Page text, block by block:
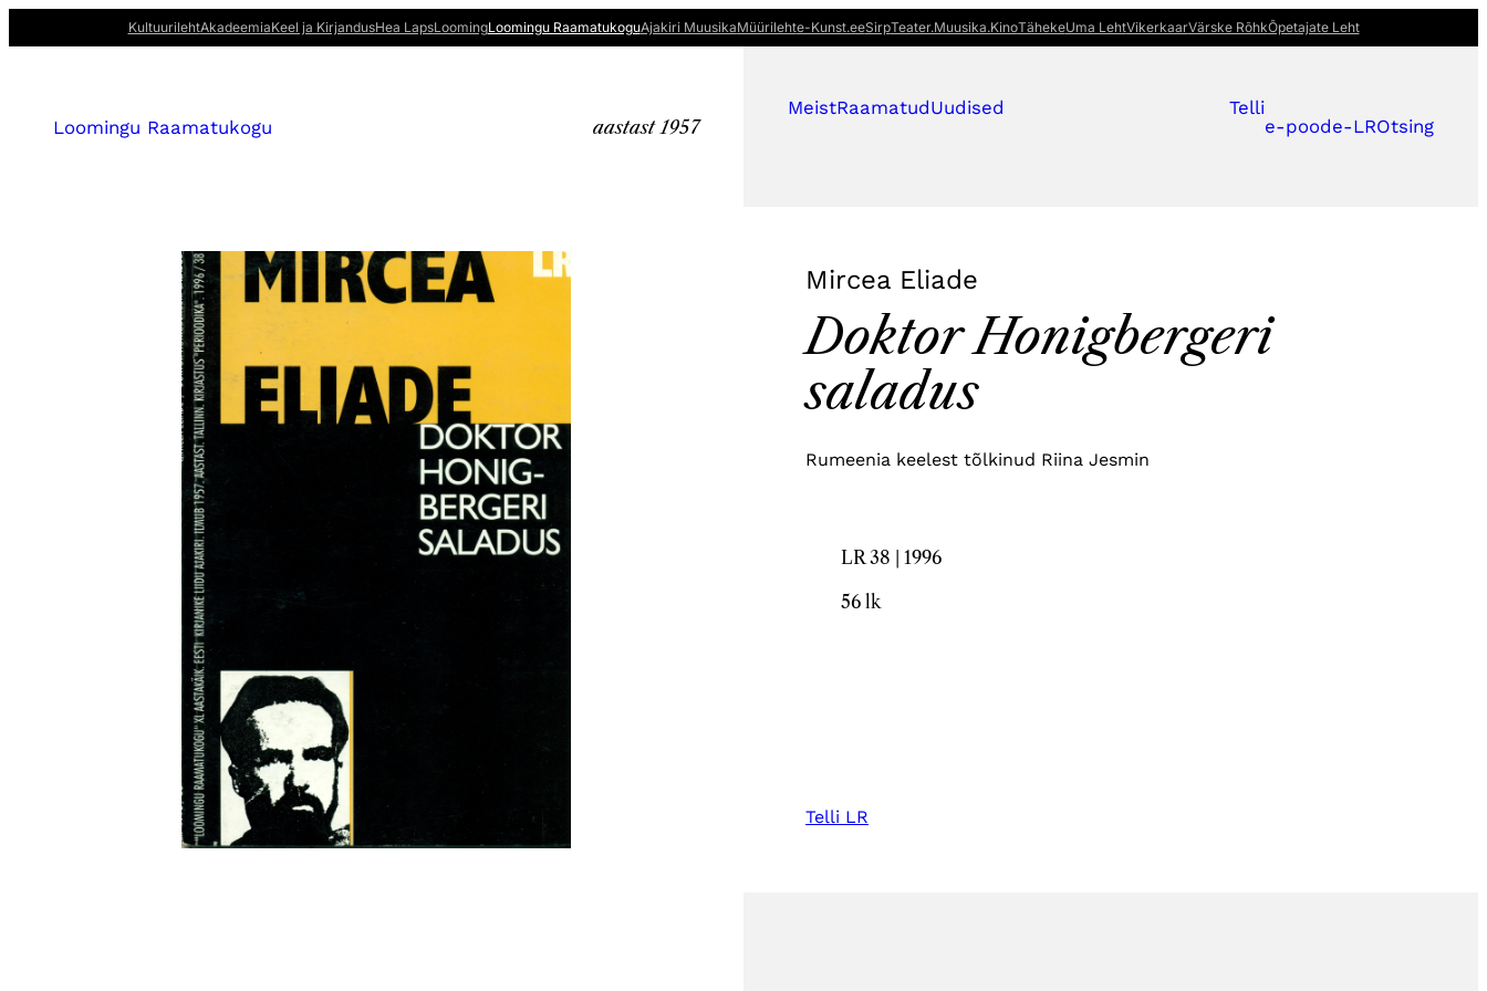
KultuurilehtAkadeemiaKeel ja KirjandusHea LapsLoomingLoomingu RaamatukoguAjakiri MuusikaMüürilehte-Kunst.eeSirpTeater.Muusika.KinoTähekeUma LehtVikerkaarVärske RõhkÕpetajate Leht
Loomingu Raamatukogu aastast 1957
MeistRaamatudUudised
Telli
e-poode-LROtsing
Mircea Eliade
Doktor Honigbergeri
saladus
Rumeenia keelest tõlkinud Riina Jesmin
LR 38 | 1996
56 lk
Telli LR